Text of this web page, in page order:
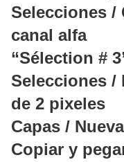
Selecciones /
canal alfa
“Sélection #
Selecciones /
de 2 pixeles
Capas /
Copiar y